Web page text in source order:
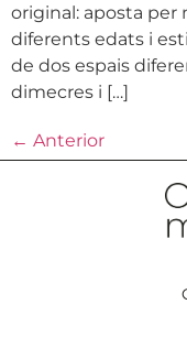
original: aposta per
diferents edats i
de dos espais
dimecres i […]
← Anterior